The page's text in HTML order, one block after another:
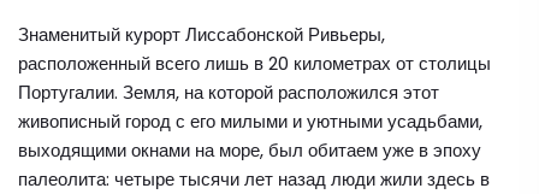
Знаменитый курорт Лиссабонской Ривьеры,
расположенный всего лишь в 20 километрах от столицы
Португалии. Земля, на которой расположился этот
живописный город с его милыми и уютными усадьбами,
выходящими окнами на море, был обитаем уже в эпоху
палеолита: четыре тысячи лет назад люди жили здесь в